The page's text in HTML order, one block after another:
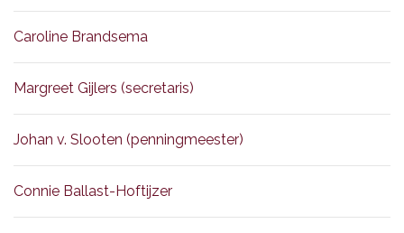
Caroline Brandsema
Margreet Gijlers (secretaris)
Johan v. Slooten (penningmeester)
Connie Ballast-Hoftijzer